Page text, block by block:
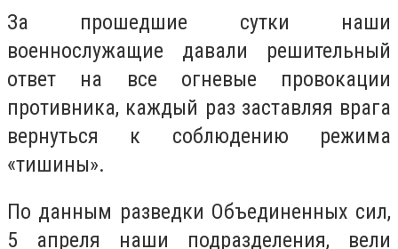
За прошедшие сутки наши
военнослужащие давали решительный
ответ на все огневые провокации
противника, каждый раз заставляя врага
вернуться к соблюдению режима
«тишины».
По данным разведки Объединенных сил,
5 апреля наши подразделения, вели